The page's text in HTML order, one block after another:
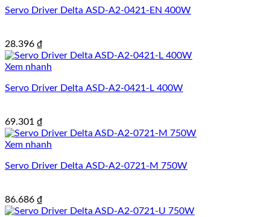
Servo Driver Delta ASD-A2-0421-EN 400W
28.396 ₫
Xem nhanh
Servo Driver Delta ASD-A2-0421-L 400W
69.301 ₫
Xem nhanh
Servo Driver Delta ASD-A2-0721-M 750W
86.686 ₫